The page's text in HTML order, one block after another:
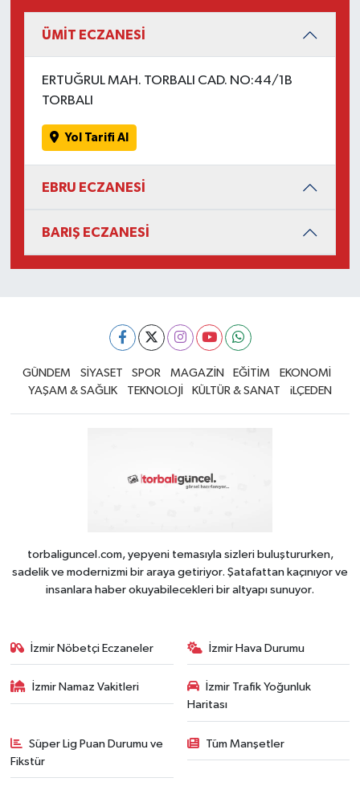
ÜMİT ECZANESİ
ERTUĞRUL MAH. TORBALI CAD. NO:44/1B
TORBALI
Yol Tarifi Al
EBRU ECZANESİ
BARIŞ ECZANESİ
GÜNDEM SİYASET SPOR MAGAZİN EĞİTİM
EKONOMİ
YAŞAM & SAĞLIK
TEKNOLOJİ KÜLTÜR & SANAT iLÇEDEN
torbaliguncel.com, yepyeni temasıyla sizleri buluştururken,
sadelik ve modernizmi bir araya getiriyor. Şatafattan kaçınıyor ve
insanlara haber okuyabilecekleri bir altyapı sunuyor.
İzmir Nöbetçi Eczaneler İzmir Hava Durumu
İzmir Namaz Vakitleri
İzmir Trafik Yoğunluk
Haritası
Süper Lig Puan Durumu ve
Fikstür
Tüm Manşetler